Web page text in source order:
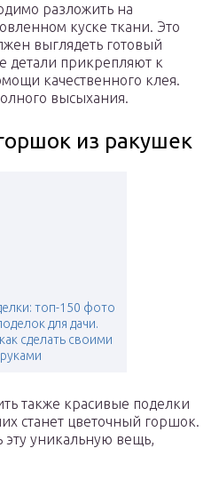
разложить на
куске ткани. Это
выглядеть готовый
детали прикрепляют к
качественного клея.
высыхания.
из ракушек
топ-150 фото
для дачи.
сделать своими
руками
также красивые поделки
станет цветочный горшок.
эту уникальную вещь,